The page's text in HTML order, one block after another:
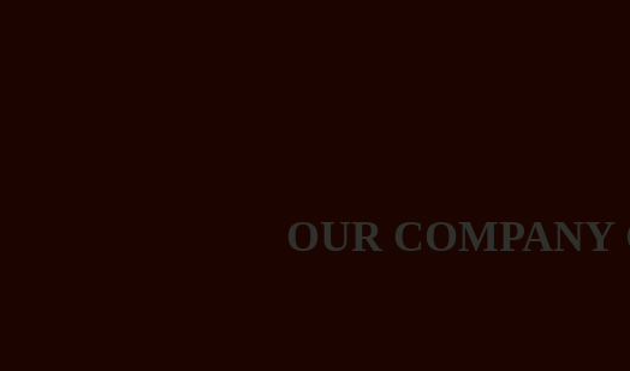
OUR COMPANY